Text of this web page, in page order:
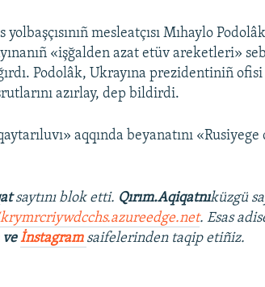
mesleatçısı Mıhaylo
«işğalden azat etüv areketleri»
Podolâk, Ukrayına prezidentiniñ ofisi
azırlay, dep bildirdi.
aqqında beyanatını
saytını blok etti. Qırım.Aqiqatnıküzgü
. Esas
veİnstagram saifelerinden taqip etiñiz.